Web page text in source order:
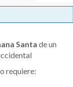
Santa de un
requiere: